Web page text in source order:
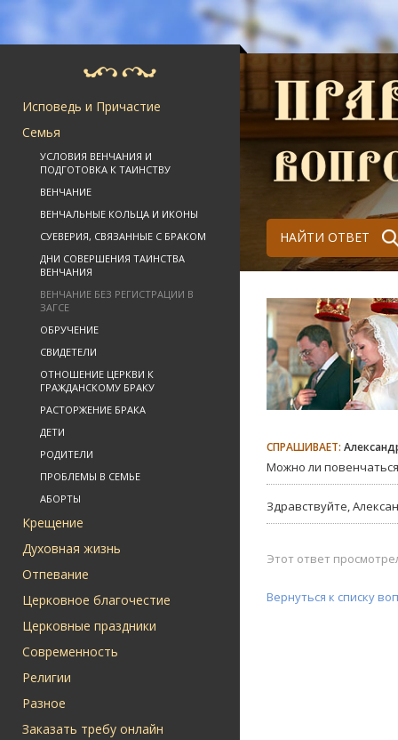
Исповедь и Причастие
Семья
УСЛОВИЯ ВЕНЧАНИЯ И
ПОДГОТОВКА К ТАИНСТВУ
ВЕНЧАНИЕ
ВЕНЧАЛЬНЫЕ КОЛЬЦА И ИКОНЫ
СУЕВЕРИЯ, СВЯЗАННЫЕ С БРАКОМ
ДНИ СОВЕРШЕНИЯ ТАИНСТВА
ВЕНЧАНИЯ
ВЕНЧАНИЕ БЕЗ РЕГИСТРАЦИИ В
ЗАГСЕ
ОБРУЧЕНИЕ
СВИДЕТЕЛИ
ОТНОШЕНИЕ ЦЕРКВИ К
ГРАЖДАНСКОМУ БРАКУ
РАСТОРЖЕНИЕ БРАКА
ДЕТИ
РОДИТЕЛИ
ПРОБЛЕМЫ В СЕМЬЕ
АБОРТЫ
Крещение
Духовная жизнь
Отпевание
Церковное благочестие
Церковные праздники
Современность
Религии
Разное
Заказать требу онлайн
НАЙТИ ОТВЕТ
СПРАШИВАЕТ:
Можно ли
Здравствуйте,
Этот ответ
Вернуться к списку